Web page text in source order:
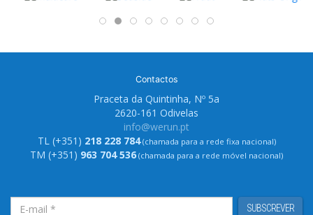
Contactos
Praceta da Quintinha, Nº 5a
2620-161 Odivelas
info@werun.pt
TL (+351) 218 228 784(chamada para a rede fixa nacional)
TM (+351) 963 704 536 (chamada para a rede móvel nacional)
SUBSCREVER